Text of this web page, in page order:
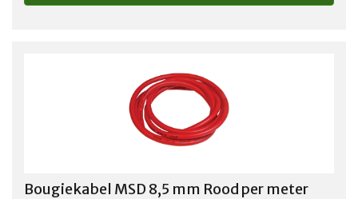
Bougiekabel MSD 8,5 mm Rood per meter